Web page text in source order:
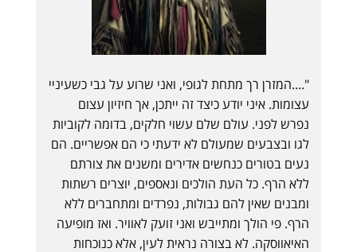
"....המזרן רך מתחת לגופי, ואני שרוע על גבי כשעיניי
עצומות. איני יודע כיצד זה ייתכן, אך חיזיון עצום
נפרש לפני. עולם שלם עשוי חלקים, בדומה לקוביות
לגו ובצבעים שמעולם לא ידעתי כי הם אפשריים. הם
נעים בטורים כנחשים אדירים ומשנים את צורתם
ללא הרף. כל העת הולכים ונאספים, יוצרים רשתות
ומבנים שאין להם גבולות, נפרדים ומתחברים ללא
הרף. פי הולך ומתייבש ואני זועק לאוויר. ואז מופיעה
האיאווסקה. לא בצורה נראית לעין, אלא כנוכחות